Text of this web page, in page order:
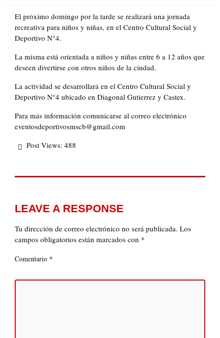
El próximo domingo por la tarde se realizará una jornada
recreativa para niños y niñas, en el Centro Cultural Social y
Deportivo N°4.
La misma está orientada a niños y niñas entre 6 a 12 años que
deseen divertirse con otros niños de la ciudad.
La actividad se desarrollará en el Centro Cultural Social y
Deportivo N°4 ubicado en Diagonal Gutierrez y Castex.
Para más información comunicarse al correo electrónico
eventosdeportivosmscb@gmail.com
Post Views: 488
LEAVE A RESPONSE
Tu dirección de correo electrónico no será publicada. Los
campos obligatorios están marcados con *
Comentario *